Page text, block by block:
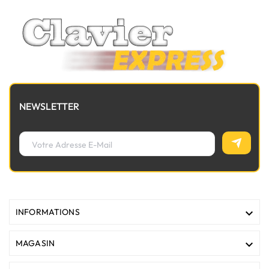
NEWSLETTER
INFORMATIONS 
MAGASIN 